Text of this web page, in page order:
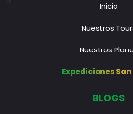
Inicio
Nuestros
Nuestros
Expediciones San
BLOGS